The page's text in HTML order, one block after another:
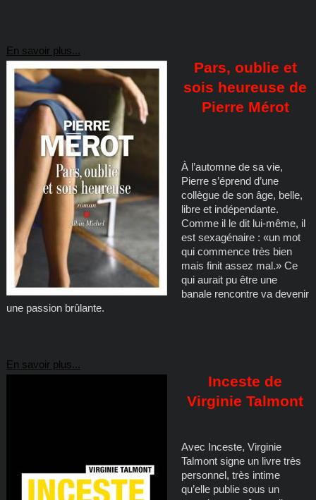
En savoir plus...
Pars, oublie et
sois heureuse de
Pierre Mérot
À l’automne de sa vie,
Pierre s’éprend d’une
collègue de son âge, belle,
libre et indépendante.
Comme il le dit lui-même, il
est sexagénaire : «un mot
qui commence très bien
mais finit assez mal.» Ce
qui aurait pu être une
banale rencontre va devenir
une passion brûlante.
En savoir plus...
Inceste de
Virginie Talmont
Avec Inceste, Virginie
Talmont signe un livre très
personnel, très intime
qu’elle publie sous un